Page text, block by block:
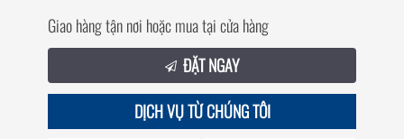
Giao hàng tận nơi hoặc mua tại cửa hàng
ĐẶT NGAY
DỊCH VỤ TỪ CHÚNG TÔI